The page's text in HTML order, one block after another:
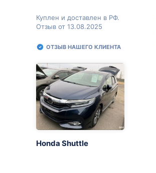
Куплен и доставлен в РФ.
Отзыв от 13.08.2025
ОТЗЫВ НАШЕГО КЛИЕНТА
Honda Shuttle